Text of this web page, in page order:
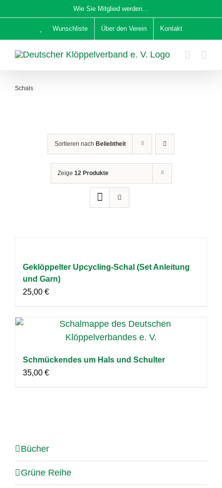
Inhalt
Wie Sie Mitglied werden…
Wunschliste Über den Verein Kontakt
Schals
Sortieren nach Beliebtheit
Zeige 12 Produkte
Geklöppelter Upcycling-Schal (Set Anleitung
und Garn)
25,00 €
Schmückendes um Hals und Schulter
35,00 €
Bücher
Grüne Reihe